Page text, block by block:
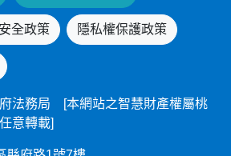
全政策 隱私權保護政策
法務局 [本網站之智慧財產權屬桃
意轉載]